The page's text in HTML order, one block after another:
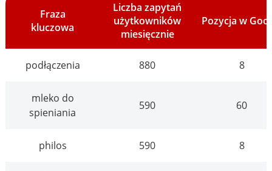
Fraza
kluczowa
Liczba zapytań
użytkowników
miesięcznie
Pozycja w
podłączenia 880 8
mleko do
spieniania
590 60
philos 590 8